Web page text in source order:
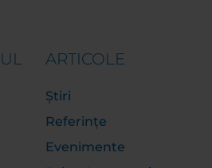
ARTICOLE
Știri
Referințe
Evenimente